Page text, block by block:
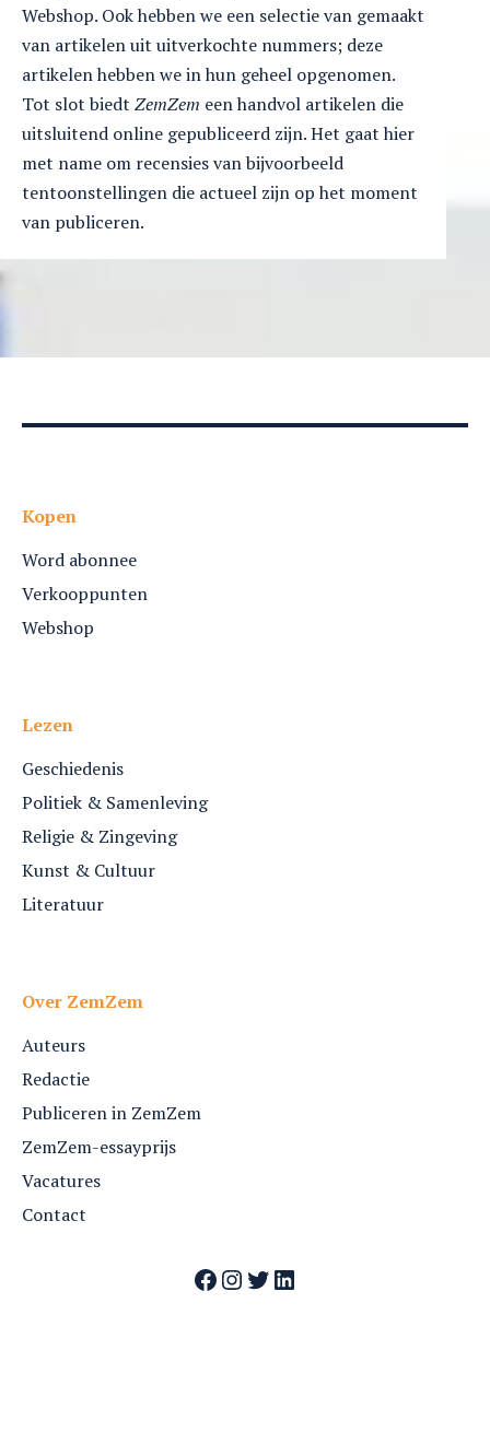
Webshop. Ook hebben we een selectie van gemaakt
van artikelen uit uitverkochte nummers; deze
artikelen hebben we in hun geheel opgenomen.
Tot slot biedt ZemZem een handvol artikelen die
uitsluitend online gepubliceerd zijn. Het gaat hier
met name om recensies van bijvoorbeeld
tentoonstellingen die actueel zijn op het moment
van publiceren.
Kopen
Word abonnee
Verkooppunten
Webshop
Lezen
Geschiedenis
Politiek & Samenleving
Religie & Zingeving
Kunst & Cultuur
Literatuur
Over ZemZem
Auteurs
Redactie
Publiceren in ZemZem
ZemZem-essayprijs
Vacatures
Contact
Facebook
Instagram
Twitter
LinkedIn